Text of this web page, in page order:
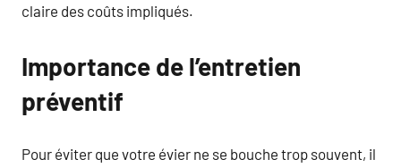
claire des coûts impliqués.
Importance de l’entretien
préventif
Pour éviter que votre évier ne se bouche trop souvent, il